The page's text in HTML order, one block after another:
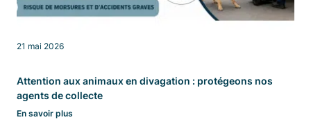
21 mai 2026
Attention aux animaux en divagation : protégeons nos
agents de collecte
En savoir plus